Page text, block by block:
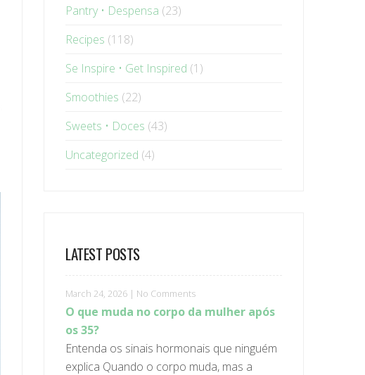
Pantry • Despensa (23)
Recipes (118)
Se Inspire • Get Inspired (1)
Smoothies (22)
Sweets • Doces (43)
Uncategorized (4)
LATEST POSTS
March 24, 2026 | No Comments
O que muda no corpo da mulher após
os 35?
Entenda os sinais hormonais que ninguém
explica Quando o corpo muda, mas a